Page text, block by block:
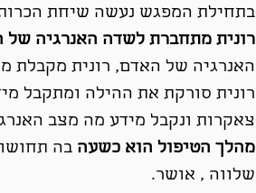
בתחילת המפגש נעשה שיחת
רונית מתחברת לשדה האנרגיה של
האנרגיה של האדם, רונית מקבלת
רונית סורקת את ההילה ומתקבל
צאקרות ונקבל מידע מה מצב
מהלך הטיפול הוא כשעה בה
שלווה , אושר.